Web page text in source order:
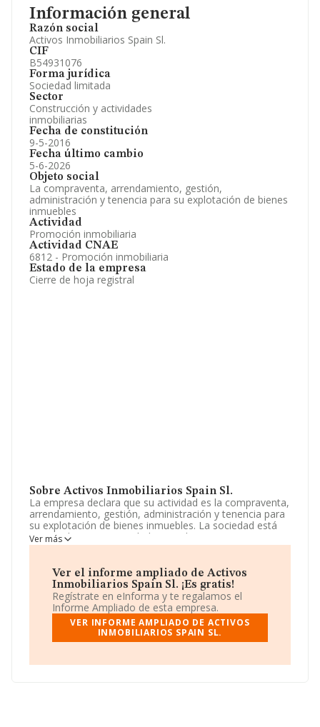
Información general
Razón social
Activos Inmobiliarios Spain Sl.
CIF
B54931076
Forma jurídica
Sociedad limitada
Sector
Construcción y actividades
inmobiliarias
Fecha de constitución
9-5-2016
Fecha último cambio
5-6-2026
Objeto social
La compraventa, arrendamiento, gestión,
administración y tenencia para su explotación de bienes
inmuebles
Actividad
Promoción inmobiliaria
Actividad CNAE
6812 - Promoción inmobiliaria
Estado de la empresa
Cierre de hoja registral
Sobre Activos Inmobiliarios Spain Sl.
La empresa declara que su actividad es la compraventa,
arrendamiento, gestión, administración y tenencia para
su explotación de bienes inmuebles. La sociedad está
registrada como Sociedad Limitada. Su CNAE
corresponde a 6812 con código '%cnae%'. La compañía
La sociedadActivos Inmobiliarios Spain S.L
B54931076, tiene domicilio fiscal en Calle Portugal núm.
9 Bj, (03003), en el municipio de Alicante, Comunidad
Valenciana.
En relación con el sector y disponiendo de los datos de
facturación alcanza la cifra de 29.817 millones de euros
Ver más
Ver el informe ampliado de Activos
Inmobiliarios Spain Sl. ¡Es gratis!
Regístrate en eInforma y te regalamos el
Informe Ampliado de esta empresa.
VER INFORME AMPLIADO DE ACTIVOS
INMOBILIARIOS SPAIN SL.
Información oficial y registral complementaria.